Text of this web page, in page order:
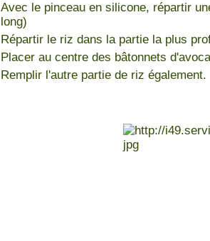
Avec le pinceau en silicone, répartir
long)
Répartir le riz dans la partie la plus
Placer au centre des bâtonnets
Remplir l'autre partie de riz également.